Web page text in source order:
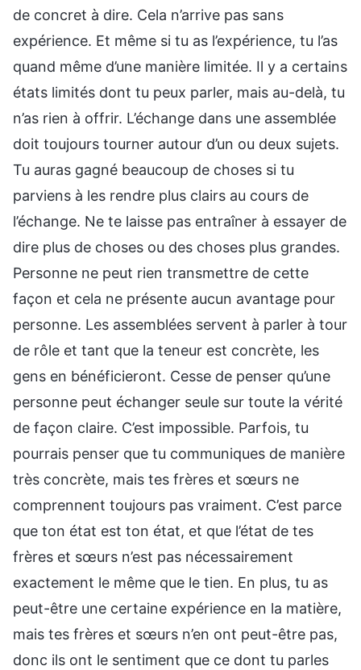
de concret à dire. Cela n’arrive pas sans
expérience. Et même si tu as l’expérience, tu l’as
quand même d’une manière limitée. Il y a certains
états limités dont tu peux parler, mais au-delà, tu
n’as rien à offrir. L’échange dans une assemblée
doit toujours tourner autour d’un ou deux sujets.
Tu auras gagné beaucoup de choses si tu
parviens à les rendre plus clairs au cours de
l’échange. Ne te laisse pas entraîner à essayer de
dire plus de choses ou des choses plus grandes.
Personne ne peut rien transmettre de cette
façon et cela ne présente aucun avantage pour
personne. Les assemblées servent à parler à tour
de rôle et tant que la teneur est concrète, les
gens en bénéficieront. Cesse de penser qu’une
personne peut échanger seule sur toute la vérité
de façon claire. C’est impossible. Parfois, tu
pourrais penser que tu communiques de manière
très concrète, mais tes frères et sœurs ne
comprennent toujours pas vraiment. C’est parce
que ton état est ton état, et que l’état de tes
frères et sœurs n’est pas nécessairement
exactement le même que le tien. En plus, tu as
peut-être une certaine expérience en la matière,
mais tes frères et sœurs n’en ont peut-être pas,
donc ils ont le sentiment que ce dont tu parles